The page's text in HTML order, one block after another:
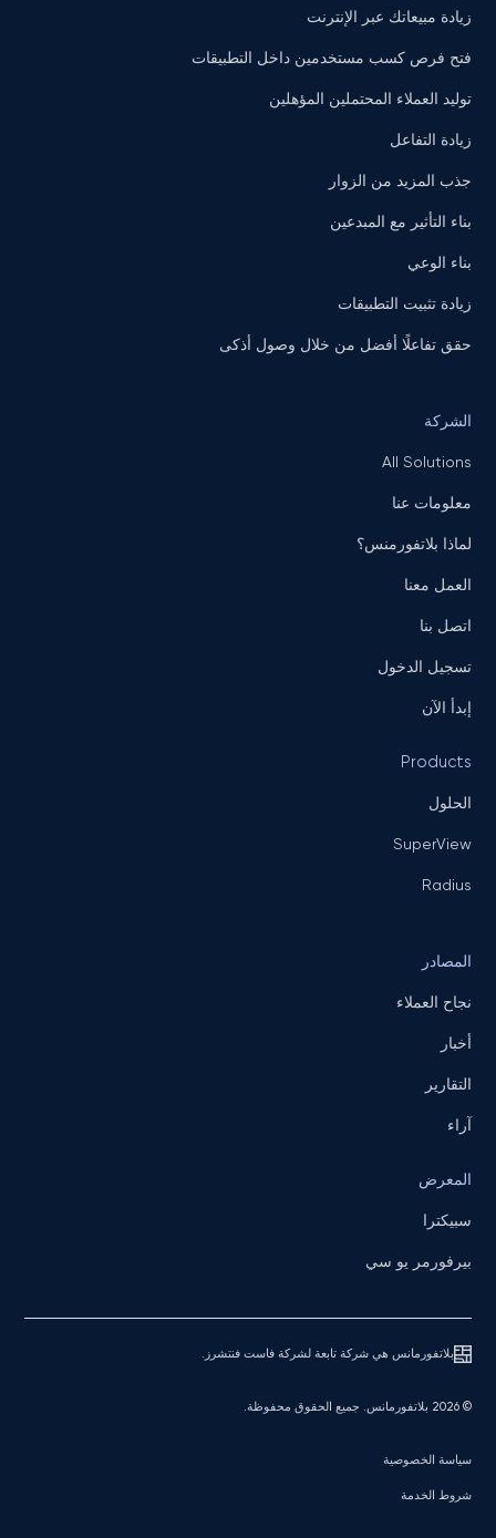
زيادة مبيعاتك عبر الإنترنت
فتح فرص كسب مستخدمين داخل التطبيقات
توليد العملاء المحتملين المؤهلين
زيادة التفاعل
جذب المزيد من الزوار
بناء التأثير مع المبدعين
بناء الوعي
زيادة تثبيت التطبيقات
حقق تفاعلًا أفضل من خلال وصول أذكى
الشركة
All Solutions
معلومات عنا
لماذا بلاتفورمنس؟
العمل معنا
اتصل بنا
تسجيل الدخول
إبدأ الآن
Products
الحلول
SuperView
Radius
المصادر
نجاح العملاء
أخبار
التقارير
آراء
المعرض
سبيكترا
بيرفورمر يو سي
بلاتفورمانس هي شركة تابعة لشركة فاست فنتشرز.
© 2026 بلاتفورمانس. جميع الحقوق محفوظة.
سياسة الخصوصية
شروط الخدمة